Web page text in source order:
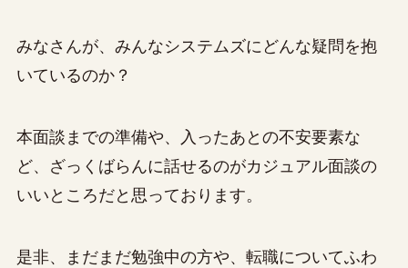
みなさんが、みんなシステムズにどんな疑問を抱
いているのか？
本面談までの準備や、入ったあとの不安要素な
ど、ざっくばらんに話せるのがカジュアル面談の
いいところだと思っております。
是非、まだまだ勉強中の方や、転職についてふわ